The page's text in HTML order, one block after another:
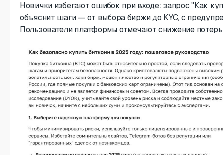
Новички избегают ошибок при входе: запрос "Как
объяснит шаги — от выбора биржи до KYC, с
Пользователи платформы отмечают снижение